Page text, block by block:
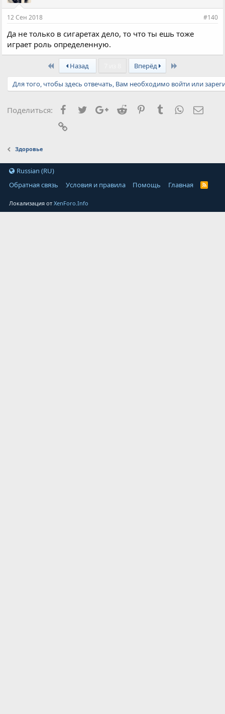
12 Сен 2018 #140
Да не только в сигаретах дело, то что ты ешь тоже
играет роль определенную.
First Назад Вперёд
Для того, чтобы здесь отвечать, Вам необходимо войти или
Поделиться: Facebook
TwitterGoogle+
Reddit PinterestTumblrWhatsApp
Здоровье
Russian (RU)
Обратная связь
Условия и правила Помощь Главная
Локализация отXenForo.Info